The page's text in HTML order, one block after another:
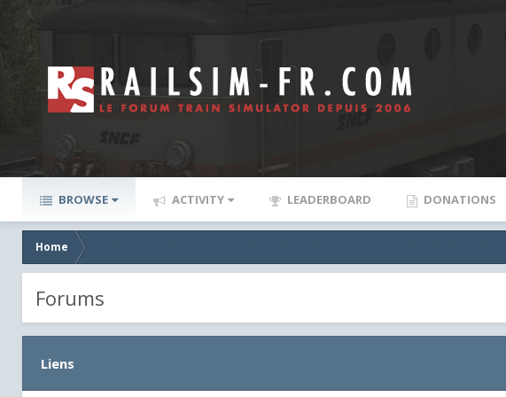
BROWSE ACTIVITY LEADERBOARD DONATIONS
Home
Forums
Liens